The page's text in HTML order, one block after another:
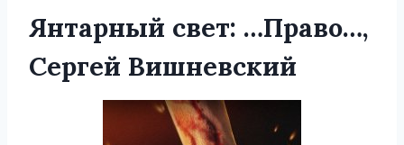
Янтарный свет: …Право…,
Сергей Вишневский